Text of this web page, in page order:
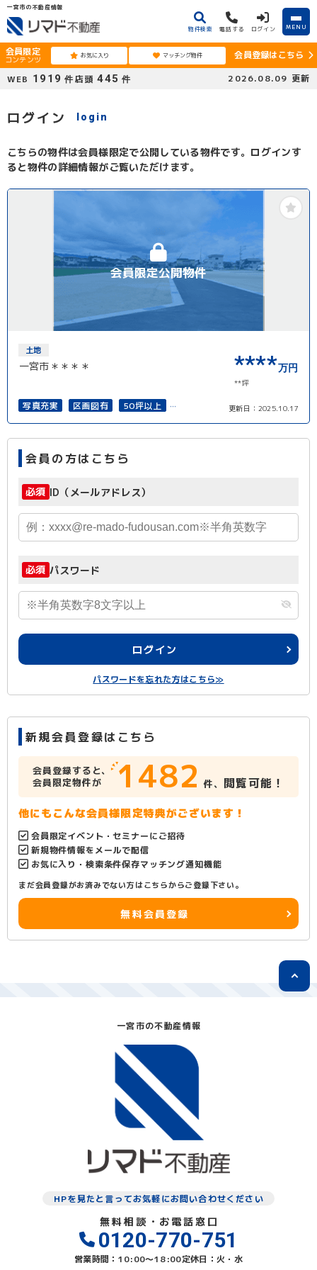
一宮市の不動産情報
物件検索 電話する ログイン MENU
会員限定
コンテンツ お気に入り マッチング物件
会員登録はこちら
WEB 1919 件 店頭 445 件 2026.08.09 更新
ログイン login
こちらの物件は会員様限定で公開している物件です。ログインす
ると物件の詳細情報がご覧いただけます。
会員限定公開物件
土地
一宮市＊＊＊＊ ****万円
**坪
写真充実 区画図有
50坪以上
更新日： 2025.10.17
会員の方はこちら
必須 ID（メールアドレス）
必須 パスワード
ログイン
パスワードを忘れた方はこちら≫
新規会員登録はこちら
会員登録すると、
会員限定物件が
1482 件、 閲覧可能！
他にもこんな会員様限定特典がございます！
会員限定イベント・セミナーにご招待
新規物件情報をメールで配信
お気に入り・検索条件保存マッチング通知機能
まだ会員登録がお済みでない方はこちらからご登録下さい。
無料会員登録
一宮市の不動産情報
HPを見たと言ってお気軽にお問い合わせください
無料相談・お電話窓口
0120-770-751
営業時間：10:00〜18:00定休日：火・水